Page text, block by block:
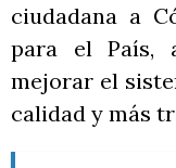
ciudadana a
para el País,
mejorar el
calidad y más